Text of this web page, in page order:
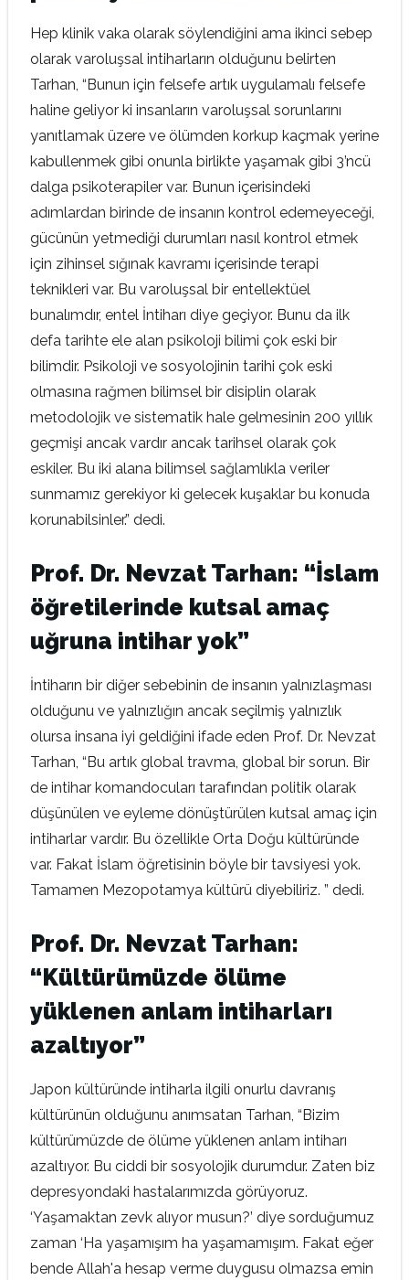
Hep klinik vaka olarak söylendiğini ama ikinci sebep
olarak varoluşsal intiharların olduğunu belirten
Tarhan, “Bunun için felsefe artık uygulamalı felsefe
haline geliyor ki insanların varoluşsal sorunlarını
yanıtlamak üzere ve ölümden korkup kaçmak yerine
kabullenmek gibi onunla birlikte yaşamak gibi 3’ncü
dalga psikoterapiler var. Bunun içerisindeki
adımlardan birinde de insanın kontrol edemeyeceği,
gücünün yetmediği durumları nasıl kontrol etmek
için zihinsel sığınak kavramı içerisinde terapi
teknikleri var. Bu varoluşsal bir entellektüel
bunalımdır, entel İntiharı diye geçiyor. Bunu da ilk
defa tarihte ele alan psikoloji bilimi çok eski bir
bilimdir. Psikoloji ve sosyolojinin tarihi çok eski
olmasına rağmen bilimsel bir disiplin olarak
metodolojik ve sistematik hale gelmesinin 200 yıllık
geçmişi ancak vardır ancak tarihsel olarak çok
eskiler. Bu iki alana bilimsel sağlamlıkla veriler
sunmamız gerekiyor ki gelecek kuşaklar bu konuda
korunabilsinler.” dedi.
Prof. Dr. Nevzat Tarhan: “İslam
öğretilerinde kutsal amaç
uğruna intihar yok”
İntiharın bir diğer sebebinin de insanın yalnızlaşması
olduğunu ve yalnızlığın ancak seçilmiş yalnızlık
olursa insana iyi geldiğini ifade eden Prof. Dr. Nevzat
Tarhan, “Bu artık global travma, global bir sorun. Bir
de intihar komandocuları tarafından politik olarak
düşünülen ve eyleme dönüştürülen kutsal amaç için
intiharlar vardır. Bu özellikle Orta Doğu kültüründe
var. Fakat İslam öğretisinin böyle bir tavsiyesi yok.
Tamamen Mezopotamya kültürü diyebiliriz. ” dedi.
Prof. Dr. Nevzat Tarhan:
“Kültürümüzde ölüme
yüklenen anlam intiharları
azaltıyor”
Japon kültüründe intiharla ilgili onurlu davranış
kültürünün olduğunu anımsatan Tarhan, “Bizim
kültürümüzde de ölüme yüklenen anlam intiharı
azaltıyor. Bu ciddi bir sosyolojik durumdur. Zaten biz
depresyondaki hastalarımızda görüyoruz.
‘Yaşamaktan zevk alıyor musun?’ diye sorduğumuz
zaman ‘Ha yaşamışım ha yaşamamışım. Fakat eğer
bende Allah'a hesap verme duygusu olmazsa emin